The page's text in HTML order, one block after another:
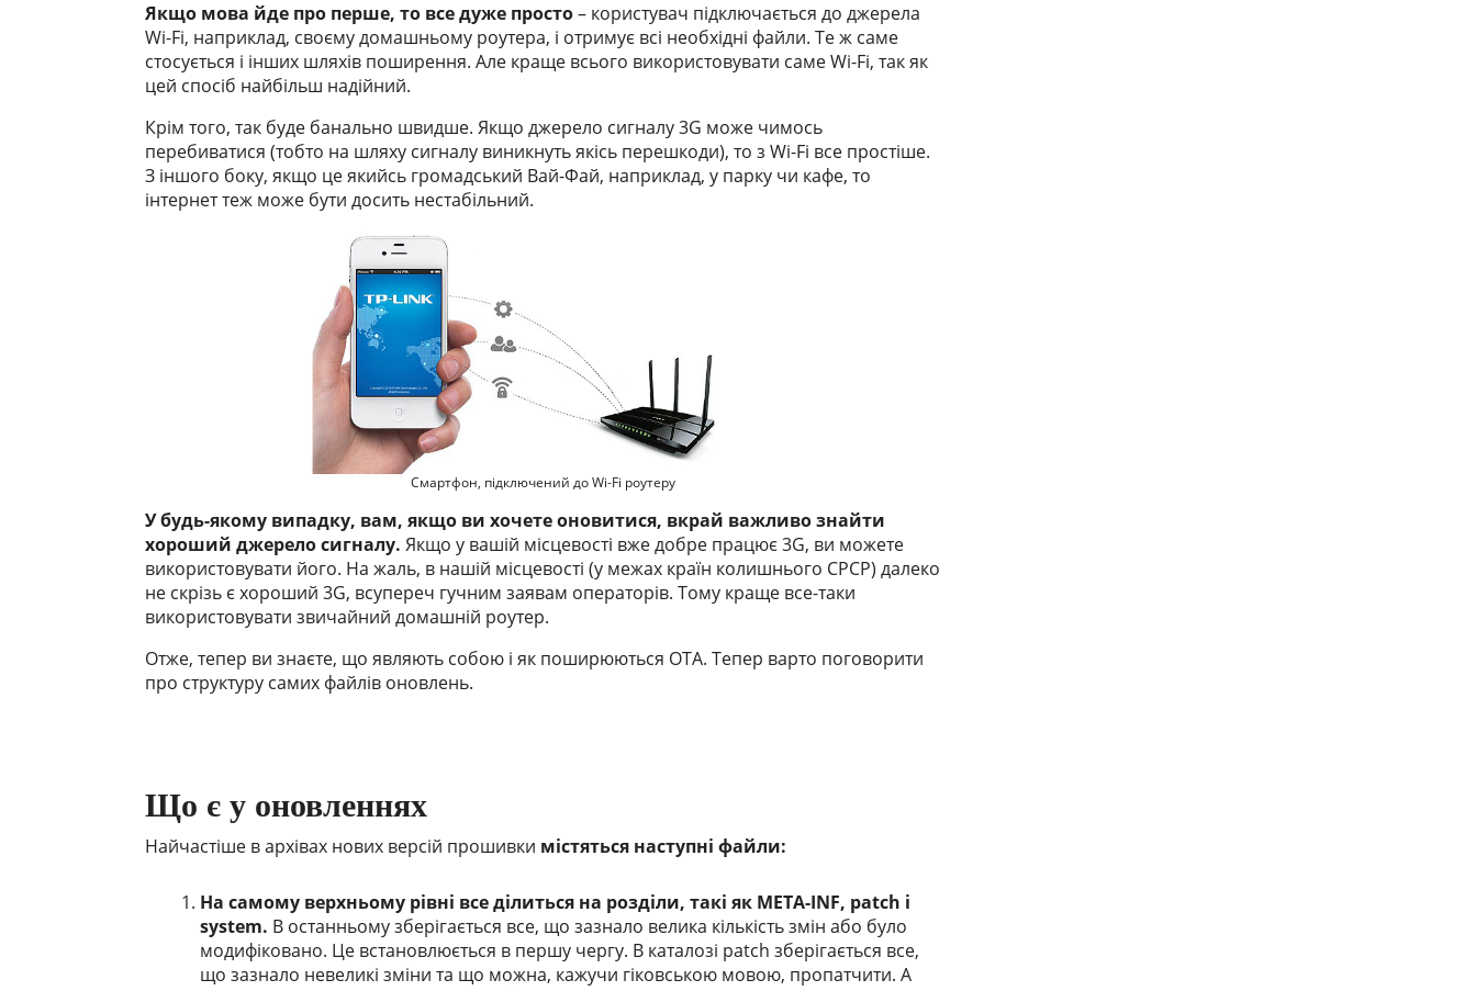
Якщо мова йде про перше, то все дуже просто– користувач підключається до джерела
Wi-Fi, наприклад, своєму домашньому роутера, і отримує всі необхідні файли. Те ж саме
стосується і інших шляхів поширення. Але краще всього використовувати саме Wi-Fi, так як
цей спосіб найбільш надійний.
Крім того, так буде банально швидше. Якщо джерело сигналу 3G може чимось
перебиватися (тобто на шляху сигналу виникнуть якісь перешкоди), то з Wi-Fi все простіше.
З іншого боку, якщо це якийсь громадський Вай-Фай, наприклад, у парку чи кафе, то
інтернет теж може бути досить нестабільний.
Смартфон, підключений до Wi-Fi роутеру
У будь-якому випадку, вам, якщо ви хочете оновитися, вкрай важливо знайти
хороший джерело сигналу. Якщо у вашій місцевості вже добре працює 3G, ви можете
використовувати його. На жаль, в нашій місцевості (у межах країн колишнього СРСР) далеко
не скрізь є хороший 3G, всупереч гучним заявам операторів. Тому краще все-таки
використовувати звичайний домашній роутер.
Отже, тепер ви знаєте, що являють собою і як поширюються ОТА. Тепер варто поговорити
про структуру самих файлів оновлень.
Що є у оновленнях
Найчастіше в архівах нових версій прошивки містяться наступні файли:
На самому верхньому рівні все ділиться на розділи, такі як META-INF, patch і
system. В останньому зберігається все, що зазнало велика кількість змін або було
модифіковано. Це встановлюється в першу чергу. В каталозі patch зберігається все,
що зазнало невеликі зміни та що можна, кажучи гіковською мовою, пропатчити. А